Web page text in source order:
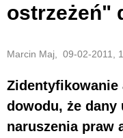
ostrzeżeń"
Marcin Maj, 09-02-2011,
Zidentyfikowanie
dowodu, że dany
naruszenia praw